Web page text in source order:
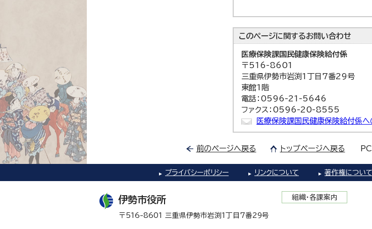
このページに関するお問い合わせ
医療保険課国民健康保険給付係
〒516-8601
三重県伊勢市岩渕1丁目7番29号
東館1階
電話：0596-21-5646
ファクス：0596-20-8555
医療保険課国民健康保険給付係へ
前のページへ戻る トップページへ戻る
プライバシーポリシー リンクについて 著作権について
伊勢市役所
〒516-8601 三重県伊勢市岩渕1丁目7番29号
組織・各課案内